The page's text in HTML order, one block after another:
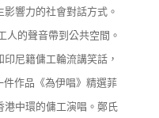
影響力的社會對話方式。
人的聲音帶到公共空間。
印尼籍傭工輪流講笑話，
件作品 《為伊唱》 精選菲
港中環的傭工演唱 。 鄭氏